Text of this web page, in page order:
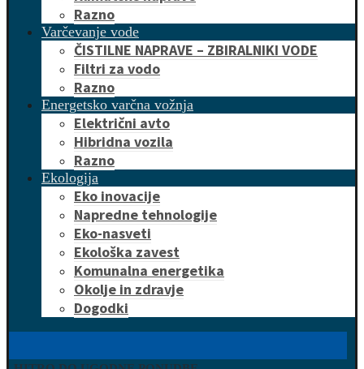
Razno
Varčevanje vode
ČISTILNE NAPRAVE – ZBIRALNIKI VODE
Filtri za vodo
Razno
Energetsko varčna vožnja
Električni avto
Hibridna vozila
Razno
Ekologija
Eko inovacije
Napredne tehnologije
Eko-nasveti
Ekološka zavest
Komunalna energetika
Okolje in zdravje
Dogodki